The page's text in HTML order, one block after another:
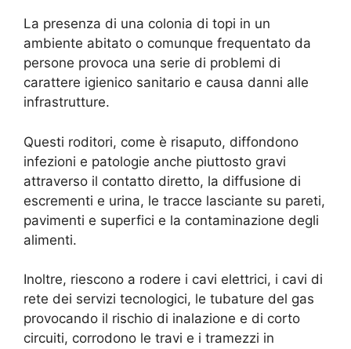
La presenza di una colonia di topi in un
ambiente abitato o comunque frequentato da
persone provoca una serie di problemi di
carattere igienico sanitario e causa danni alle
infrastrutture.
Questi roditori, come è risaputo, diffondono
infezioni e patologie anche piuttosto gravi
attraverso il contatto diretto, la diffusione di
escrementi e urina, le tracce lasciante su pareti,
pavimenti e superfici e la contaminazione degli
alimenti.
Inoltre, riescono a rodere i cavi elettrici, i cavi di
rete dei servizi tecnologici, le tubature del gas
provocando il rischio di inalazione e di corto
circuiti, corrodono le travi e i tramezzi in